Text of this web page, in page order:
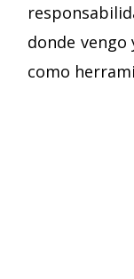
donde vengo
como